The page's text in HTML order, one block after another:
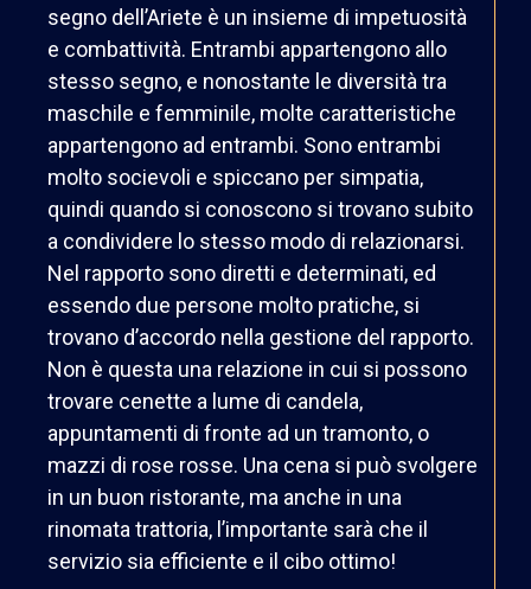
segno dell’Ariete è un insieme di impetuosità
e combattività. Entrambi appartengono allo
stesso segno, e nonostante le diversità tra
maschile e femminile, molte caratteristiche
appartengono ad entrambi. Sono entrambi
molto socievoli e spiccano per simpatia,
quindi quando si conoscono si trovano subito
a condividere lo stesso modo di relazionarsi.
Nel rapporto sono diretti e determinati, ed
essendo due persone molto pratiche, si
trovano d’accordo nella gestione del rapporto.
Non è questa una relazione in cui si possono
trovare cenette a lume di candela,
appuntamenti di fronte ad un tramonto, o
mazzi di rose rosse. Una cena si può svolgere
in un buon ristorante, ma anche in una
rinomata trattoria, l’importante sarà che il
servizio sia efficiente e il cibo ottimo!